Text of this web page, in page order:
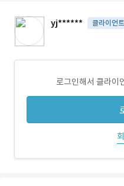
yj****** 클라이언트
로그인해서 클라이